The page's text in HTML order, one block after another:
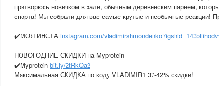
притворюсь новичком в зале, обычным деревенским парнем,
спорта! Мы собрали для вас самые крутые и необычные реакции!
✔️МОЯ ИНСТА instagram.com/
НОВОГОДНИЕ СКИДКИ на Myprotein
✔️Myprotein bit.ly/2tRkQa2
Максимальная СКИДКА по коду VLADIMIR1 37-42% скидки!